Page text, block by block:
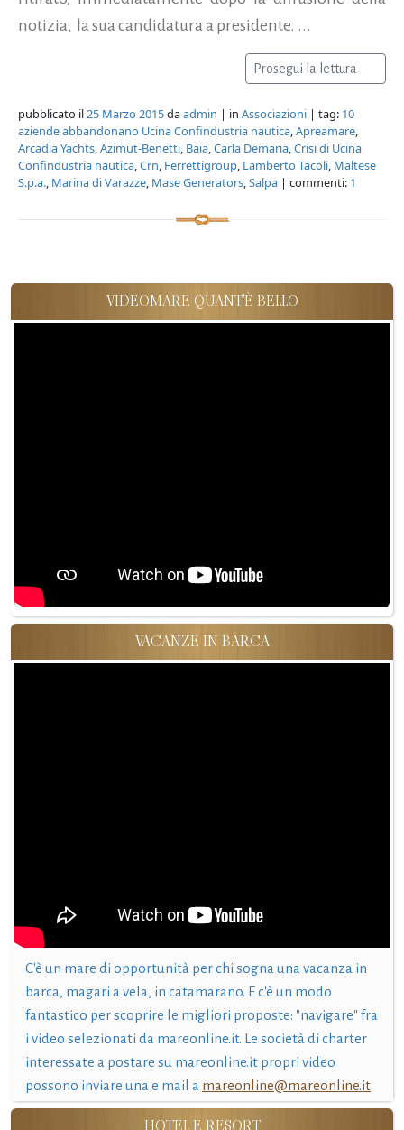
notizia, la sua candidatura a presidente. ...
Prosegui la lettura
pubblicato il25 Marzo 2015daadmin | in Associazioni | tag: 10
aziende abbandonano Ucina Confindustria nautica,Apreamare,
Arcadia Yachts,Azimut-Benetti, Baia,Carla Demaria,Crisi di Ucina
Confindustria nautica,Crn, Ferrettigroup, Lamberto Tacoli, Maltese
S.p.a., Marina di Varazze, Mase Generators,Salpa | commenti: 1
VIDEOMARE QUANT'È BELLO
VACANZE IN BARCA
C'è un mare di opportunità per chi sogna una vacanza in
barca, magari a vela, in catamarano. E c'è un modo
fantastico per scoprire le migliori proposte: "navigare" fra
i video selezionati da mareonline.it. Le società di charter
interessate a postare su mareonline.it propri video
possono inviare una e mail a mareonline@mareonline.it
HOTEL E RESORT